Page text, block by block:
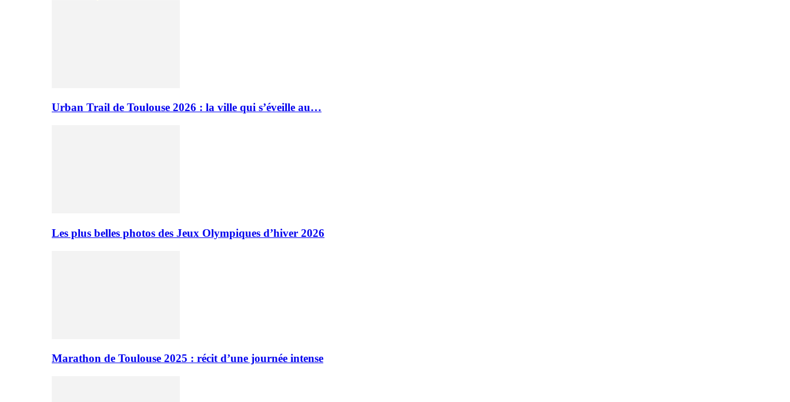
Urban Trail de Toulouse 2026 : la ville qui s’éveille au…
Les plus belles photos des Jeux Olympiques d’hiver 2026
Marathon de Toulouse 2025 : récit d’une journée intense